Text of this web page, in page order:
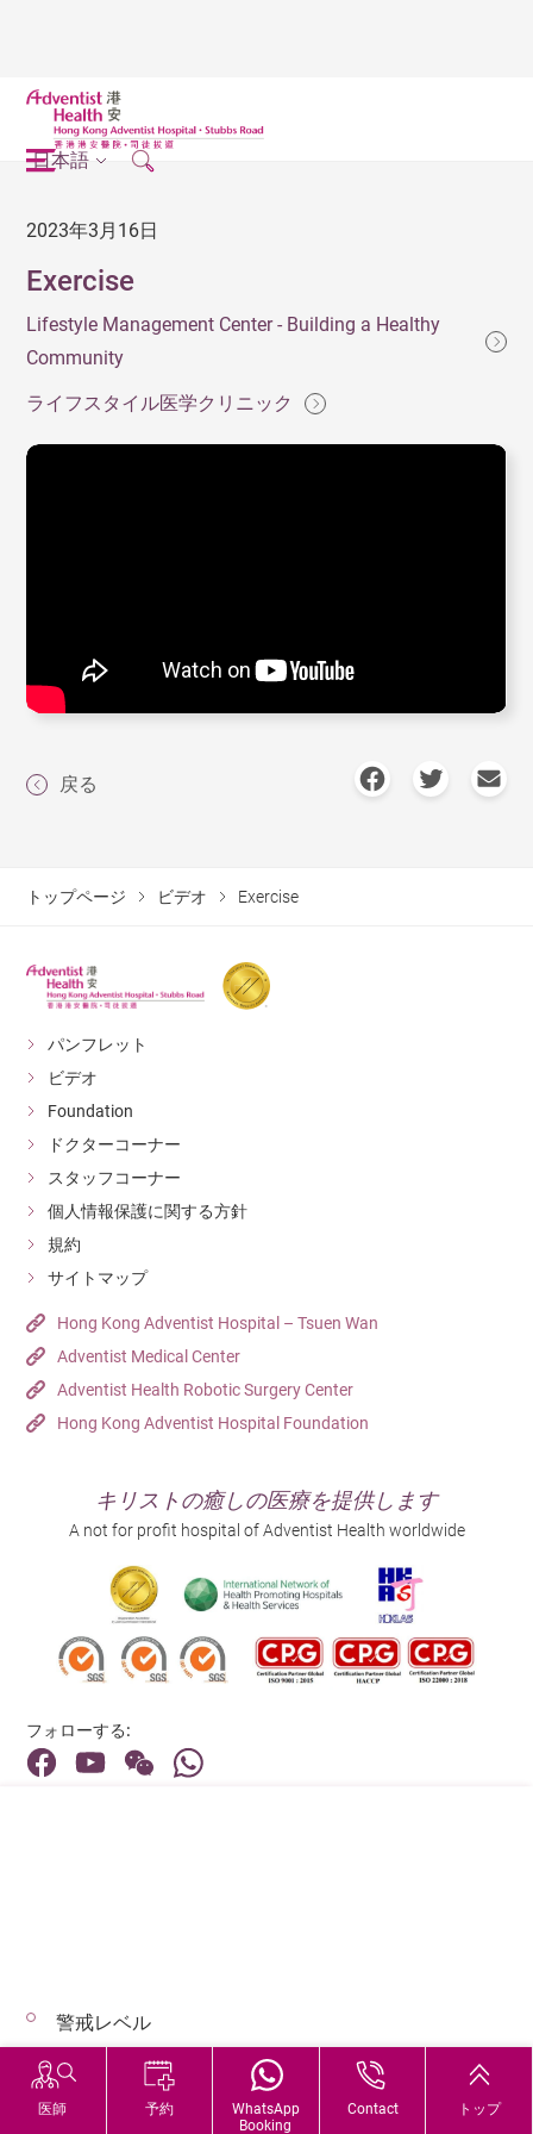
日本語
2023年3月16日
Exercise
Lifestyle Management Center - Building a Healthy
Community
ライフスタイル医学クリニック
戻る
医師 予約
WhatsApp
Booking
Contact トップ
トップページ ビデオ Exercise
パンフレット
ビデオ
Foundation
ドクターコーナー
スタッフコーナー
個人情報保護に関する方針
規約
サイトマップ
Hong Kong Adventist Hospital – Tsuen Wan
Adventist Medical Center
Adventist Health Robotic Surgery Center
Hong Kong Adventist Hospital Foundation
キリストの癒しの医療を提供します
A not for profit hospital of Adventist Health worldwide
フォローする:
© 2026 著作権©アドベンティストヘルス 無断転載を禁じます。
警戒レベル
Hospital Services During Bad Weather